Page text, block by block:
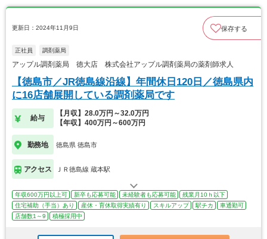
更新日：2024年11月9日 保存する
正社員 調剤薬局
アップル調剤薬局 徳大店 株式会社アップル調剤薬局の薬剤師求人
【徳島市／JR徳島線沿線】年間休日120日／徳島県内
に16店舗展開している調剤薬局です
給与
【月収】28.0万円～32.0万円
【年収】400万円～600万円
勤務地 徳島県 徳島市
アクセス ＪＲ徳島線 蔵本駅
年収600万円以上可 新卒も応募可能 未経験者も応募可能
残業月10ｈ以下
住宅補助（手当）あり
産休・育休取得実績有り スキルアップ 駅チカ
車通勤可
店舗数1～9
積極採用中